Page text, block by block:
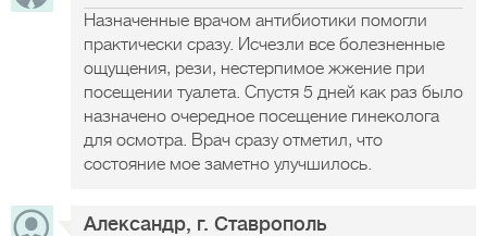
Назначенные врачом антибиотики помогли
практически сразу. Исчезли все болезненные
ощущения, рези, нестерпимое жжение при
посещении туалета. Спустя 5 дней как раз было
назначено очередное посещение гинеколога
для осмотра. Врач сразу отметил, что
состояние мое заметно улучшилось.
Александр, г. Ставрополь